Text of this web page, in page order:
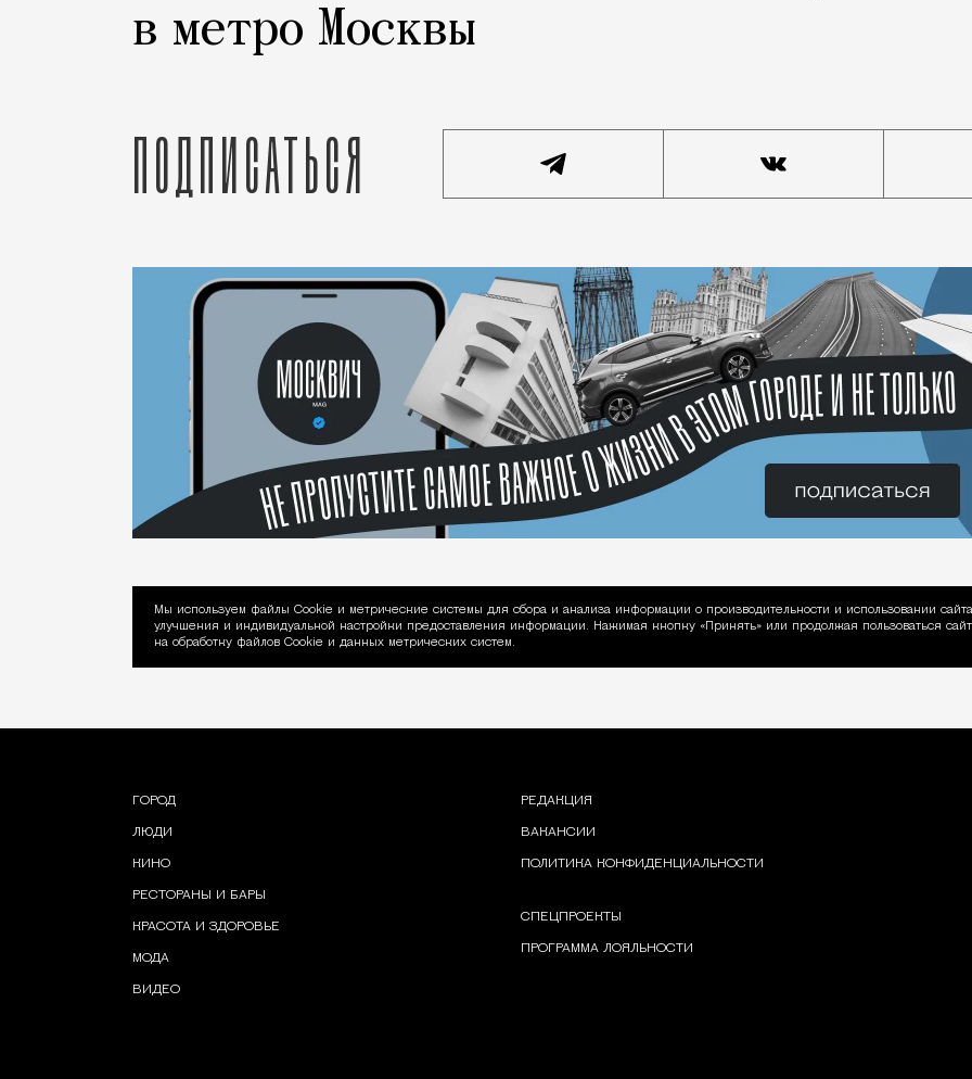
в метро Москвы
Подписаться
Уведомление об использовании Cookie
Мы используем файлы Сookie и метрические системы для сбора и анализа информации о производительности и использовании
улучшения и индивидуальной настройки предоставления информации. Нажимая кнопку «Принять» или продолжая пользоваться
на обработку файлов Cookie и данных метрических систем.
ГОРОД
ЛЮДИ
КИНО
РЕСТОРАНЫ И БАРЫ
КРАСОТА И ЗДОРОВЬЕ
МОДА
ВИДЕО
РЕДАКЦИЯ
ВАКАНСИИ
ПОЛИТИКА КОНФИДЕНЦИАЛЬНОСТИ
СПЕЦПРОЕКТЫ
ПРОГРАММА ЛОЯЛЬНОСТИ